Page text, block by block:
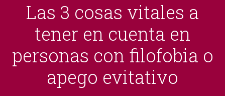
Las 3 cosas vitales a
tener en cuenta en
personas con filofobia o
apego evitativo